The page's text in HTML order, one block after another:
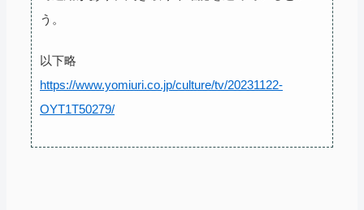
う。
以下略
https://www.yomiuri.co.jp/culture/tv/20231122-
OYT1T50279/